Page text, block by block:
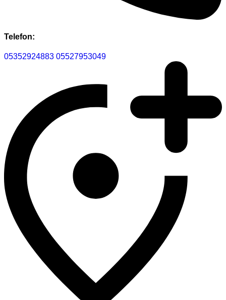
Telefon:
05352924883 05527953049